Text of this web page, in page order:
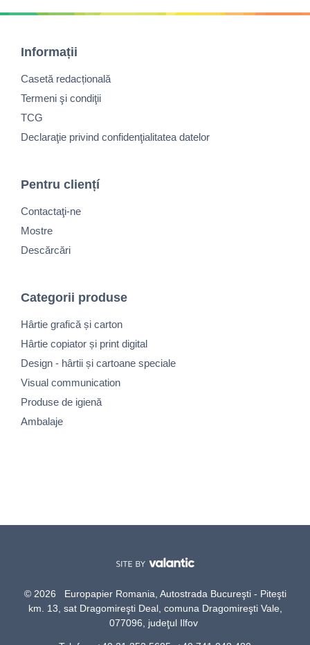
Informații
Casetă redacțională
Termeni şi condiţii
TCG
Declaraţie privind confidenţialitatea datelor
Pentru cliențí
Contactaţi-ne
Mostre
Descărcări
Categorii produse
Hârtie grafică și carton
Hârtie copiator și print digital
Design - hârtii și cartoane speciale
Visual communication
Produse de igienă
Ambalaje
© 2026 Europapier Romania, Autostrada Bucureşti - Piteşti
km. 13, sat Dragomireşti Deal, comuna Dragomireşti Vale,
077096, judeţul Ilfov